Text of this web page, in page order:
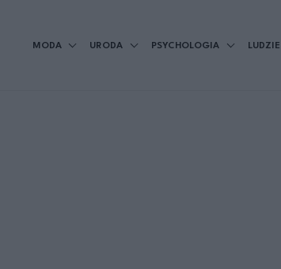
MODA URODA PSYCHOLOGIA LUDZIE